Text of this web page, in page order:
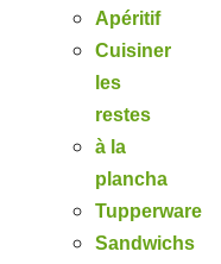
Apéritif
Cuisiner
les
restes
à la
plancha
Tupperware
Sandwichs